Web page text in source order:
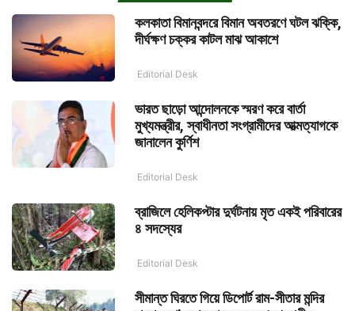
কলকাতা বিমানবন্দরে বিমান অবতরণে ঘটল ঝক্কি,
দীর্ঘক্ষণ চক্কর কাটল মাঝ আকাশে
Editorial Desk
ভারত ছাড়ো আন্দোলনকে স্মরণ করে বার্তা
মুখ্যমন্ত্রীর, স্বাধীনতা সংগ্রামীদের আত্মত্যাগকে
জানালেন কুর্ণিশ
Editorial Desk
ব্রাজিলে হেলিকপ্টার দুর্ঘটনায় মৃত একই পরিবারের
৪ সদস্যের
Editorial Desk
সীমান্ত ঘিরতে গিয়ে ডিপোর্ট রাম-সীতার মন্দির